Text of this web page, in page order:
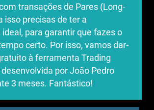
transações de Pares (Long-
isso precisas de ter a
para garantir que fazes o
certo. Por isso, vamos dar-
à ferramenta Trading
por João Pedro
3 meses. Fantástico!